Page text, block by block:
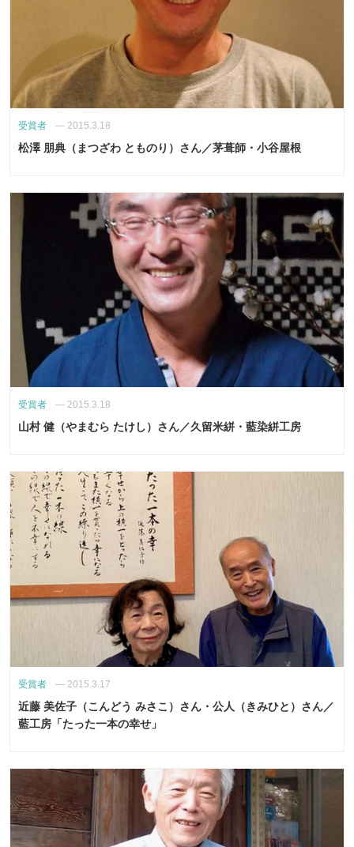
受賞者 — 2015.3.18
松澤 朋典（まつざわ とものり）さん／茅葺師・小谷屋根
受賞者 — 2015.3.18
山村 健（やまむら たけし）さん／久留米絣・藍染絣工房
受賞者 — 2015.3.17
近藤 美佐子（こんどう みさこ）さん・公人（きみひと）さん／
藍工房「たった一本の幸せ」